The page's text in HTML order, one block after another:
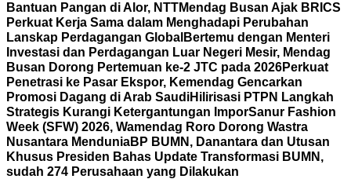
Bantuan Pangan di Alor, NTTMendag Busan Ajak BRICS
Perkuat Kerja Sama dalam Menghadapi Perubahan
Lanskap Perdagangan Global Bertemu dengan Menteri
Investasi dan Perdagangan Luar Negeri Mesir, Mendag
Busan Dorong Pertemuan ke-2 JTC pada 2026Perkuat
Penetrasi ke Pasar Ekspor, Kemendag Gencarkan
Promosi Dagang di Arab SaudiHilirisasi PTPN Langkah
Strategis Kurangi Ketergantungan ImporSanur Fashion
Week (SFW) 2026, Wamendag Roro Dorong Wastra
Nusantara MenduniaBP BUMN, Danantara dan Utusan
Khusus Presiden Bahas Update Transformasi BUMN,
sudah 274 Perusahaan yang Dilakukan